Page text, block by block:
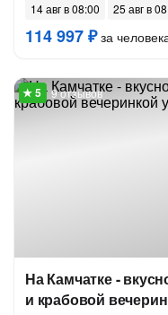
14 авг в 08:00 25 авг в
114 997 ₽за
9 отзывов
На Камчатке -
и крабовой